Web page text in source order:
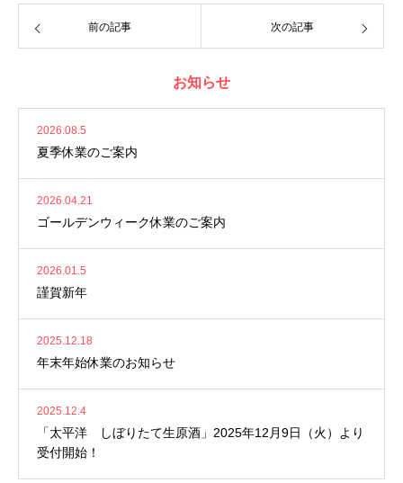
前の記事 次の記事
お知らせ
2026.08.5
夏季休業のご案内
2026.04.21
ゴールデンウィーク休業のご案内
2026.01.5
謹賀新年
2025.12.18
年末年始休業のお知らせ
2025.12.4
「太平洋 しぼりたて生原酒」2025年12月9日（火）より
受付開始！